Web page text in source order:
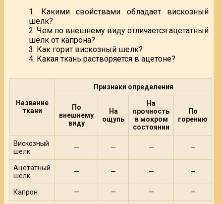
1. Какими свойствами обладает вискозный
шелк?
2. Чем по внешнему виду отличается ацетатный
шелк от капрона?
3. Как горит вискозный шелк?
4. Какая ткань растворяется в ацетоне?
Название
ткани
Признаки определения
По
внешнему
виду
На
ощупь
На
прочность
в мокром
состоянии
По
горению
Вискозный
шелк
— — — —
Ацетатный
шелк
— — — —
Капрон — — — —